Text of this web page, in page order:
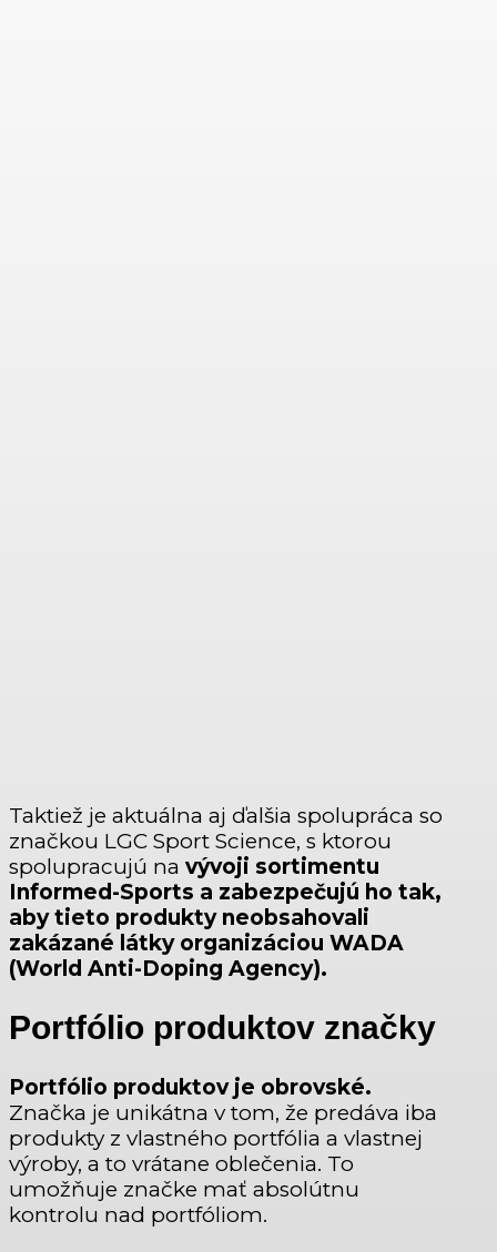
Taktiež je aktuálna aj ďalšia spolupráca so
značkou LGC Sport Science, s ktorou
spolupracujú na vývoji sortimentu
Informed-Sports a zabezpečujú ho tak,
aby tieto produkty neobsahovali
zakázané látky organizáciou WADA
(World Anti-Doping Agency).
Portfólio produktov značky
Portfólio produktov je obrovské.
Značka je unikátna v tom, že predáva iba
produkty z vlastného portfólia a vlastnej
výroby, a to vrátane oblečenia. To
umožňuje značke mať absolútnu
kontrolu nad portfóliom.